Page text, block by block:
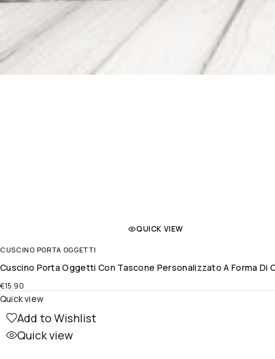
QUICK VIEW
CUSCINO PORTA OGGETTI
Cuscino Porta Oggetti Con Tascone Personalizzato A Forma Di
€15.90
Add to Wishlist
Quick view
Quick view